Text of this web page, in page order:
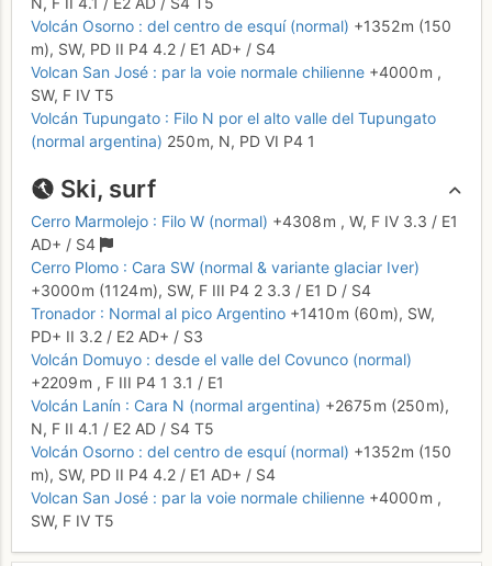
Volcán Osorno : del centro de esquí (normal) +1352 m (150
m), SW, PD II P4 4.2 / E1 AD+ / S4
Volcan San José : par la voie normale chilienne +4000 m ,
SW, F IV T5
Volcán Tupungato : Filo N por el alto valle del Tupungato
(normal argentina) 250 m, N, PD VI P4 1
Ski, surf
Cerro Marmolejo : Filo W (normal) +4308 m , W, F IV 3.3 / E1
AD+ / S4
Cerro Plomo : Cara SW (normal & variante glaciar Iver)
+3000 m (1124 m), SW, F III P4 2 3.3 / E1 D / S4
Tronador : Normal al pico Argentino +1410 m (60 m), SW,
PD+ II 3.2 / E2 AD+ / S3
Volcán Domuyo : desde el valle del Covunco (normal)
+2209 m , F III P4 1 3.1 / E1
Volcán Lanín : Cara N (normal argentina) +2675 m (250 m),
N, F II 4.1 / E2 AD / S4 T5
Volcán Osorno : del centro de esquí (normal) +1352 m (150
m), SW, PD II P4 4.2 / E1 AD+ / S4
Volcan San José : par la voie normale chilienne +4000 m ,
SW, F IV T5